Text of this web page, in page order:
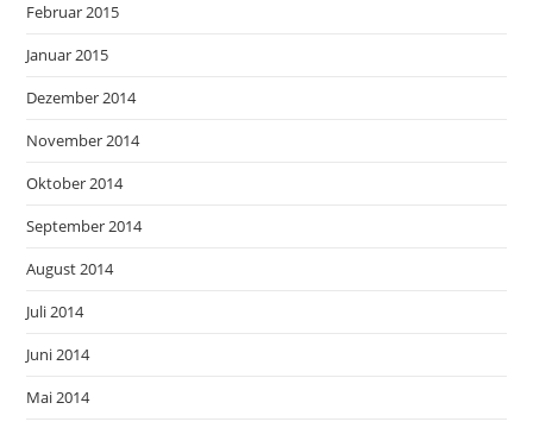
Februar 2015
Januar 2015
Dezember 2014
November 2014
Oktober 2014
September 2014
August 2014
Juli 2014
Juni 2014
Mai 2014